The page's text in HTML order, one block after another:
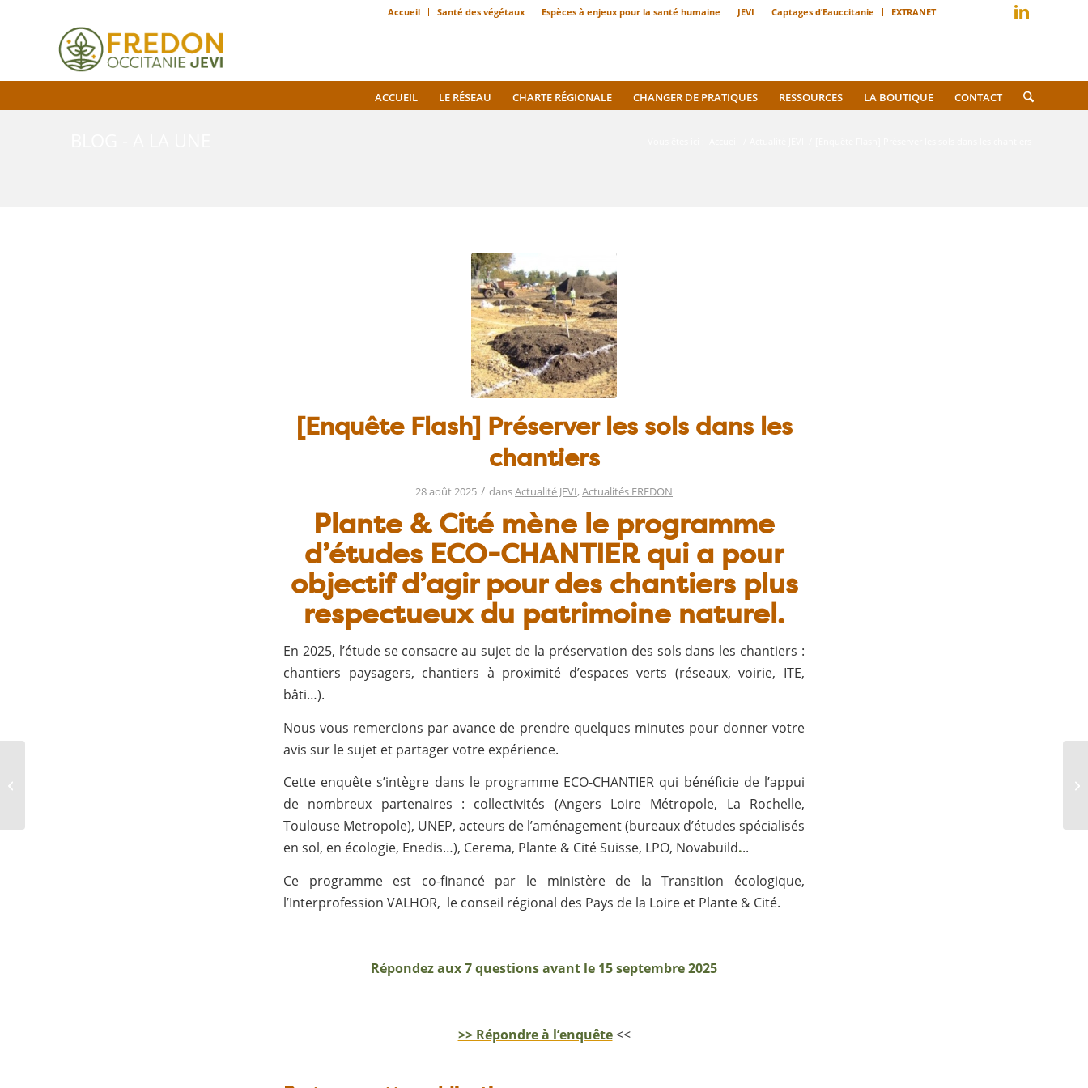
Accueil Santé des végétaux Espèces à enjeux pour la santé humaine JEVI Captages d’Eauccitanie EXTRANET
ACCUEIL LE RÉSEAU CHARTE RÉGIONALE CHANGER DE PRATIQUES RESSOURCES LA BOUTIQUE CONTACT
[Enquête Flash] Préserver les sols dans les
chantiers
28 août 2025 / dansActualité JEVI, Actualités FREDON
Plante & Cité mène le programme
d’études ECO-CHANTIER qui a pour
objectif d’agir pour des chantiers plus
respectueux du patrimoine naturel.
En 2025, l’étude se consacre au sujet de la préservation des sols dans les chantiers :
chantiers paysagers, chantiers à proximité d’espaces verts (réseaux, voirie, ITE,
bâti…).
Nous vous remercions par avance de prendre quelques minutes pour donner votre
avis sur le sujet et partager votre expérience.
Cette enquête s’intègre dans le programme ECO-CHANTIER qui bénéficie de l’appui
de nombreux partenaires : collectivités (Angers Loire Métropole, La Rochelle,
Toulouse Metropole), UNEP, acteurs de l’aménagement (bureaux d’études spécialisés
en sol, en écologie, Enedis…), Cerema, Plante & Cité Suisse, LPO, Novabuild...
Ce programme est co-financé par le ministère de la Transition écologique,
l’Interprofession VALHOR, le conseil régional des Pays de la Loire et Plante & Cité.
Répondez aux 7 questions avant le 15 septembre 2025
>> Répondre à l’enquête<<